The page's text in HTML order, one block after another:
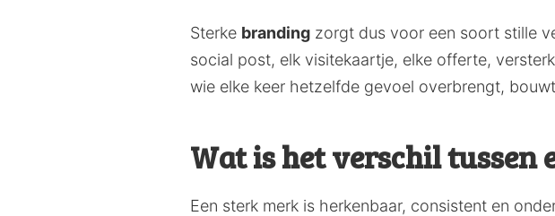
Sterke branding zorgt dus voor een soort stille
social post, elk visitekaartje, elke offerte,
wie elke keer hetzelfde gevoel overbrengt,
Wat is het verschil tussen
Een sterk merk is herkenbaar, consistent en